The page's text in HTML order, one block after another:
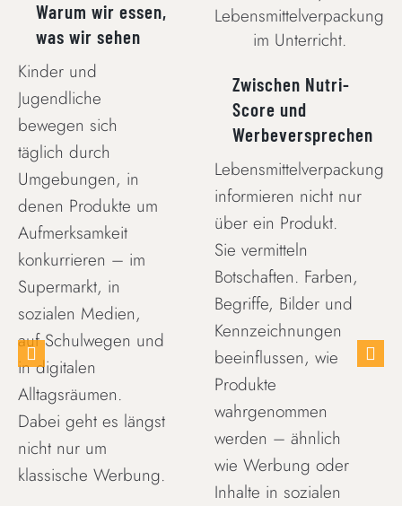
Warum wir essen,
was wir sehen
Kinder und
Jugendliche
bewegen sich
täglich durch
Umgebungen, in
denen Produkte um
Aufmerksamkeit
konkurrieren – im
Supermarkt, in
sozialen Medien,
auf Schulwegen und
in digitalen
Alltagsräumen.
Dabei geht es längst
nicht nur um
klassische Werbung.
WERBEVERSPRECHEN
Zwischen Nutri-
Score und
Werbeversprechen
Lebensmittelverpackungen
informieren nicht nur
über ein Produkt.
Sie vermitteln
Botschaften. Farben,
Begriffe, Bilder und
Kennzeichnungen
beeinflussen, wie
Produkte
wahrgenommen
werden – ähnlich
wie Werbung oder
Inhalte in sozialen